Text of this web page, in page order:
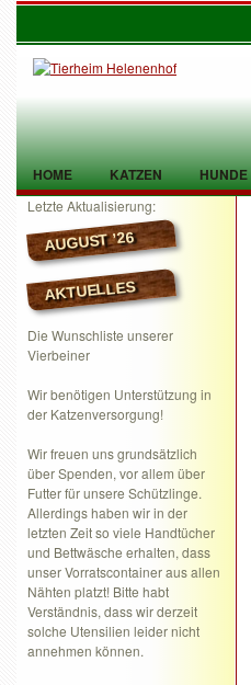
HOME KATZEN HUNDE
TIER GEFUNDEN KONTAKT
Letzte Aktualisierung:
AUGUST ’26
AKTUELLES
Die Wunschliste unserer
Vierbeiner
Wir benötigen Unterstützung in
der Katzenversorgung!
Wir freuen uns grundsätzlich
über Spenden, vor allem über
Futter für unsere Schützlinge.
Allerdings haben wir in der
letzten Zeit so viele Handtücher
und Bettwäsche erhalten, dass
unser Vorratscontainer aus allen
Nähten platzt! Bitte habt
Verständnis, dass wir derzeit
solche Utensilien leider nicht
annehmen können.